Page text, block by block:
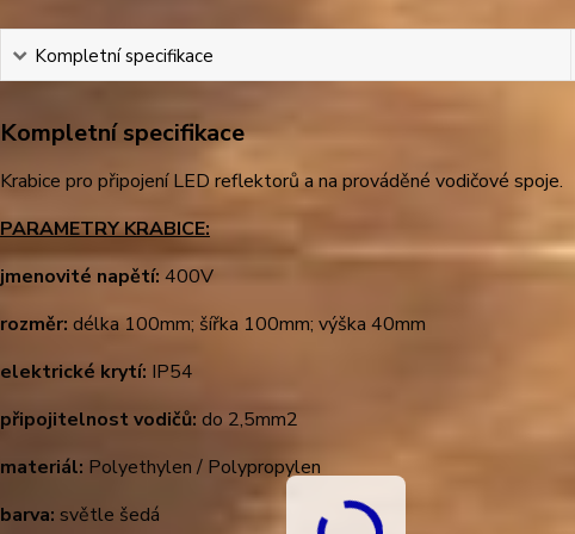
Kompletní specifikace
Kompletní specifikace
Krabice pro připojení LED reflektorů a na prováděné vodičové spoje.
PARAMETRY KRABICE:
jmenovité napětí: 400V
rozměr: délka 100mm; šířka 100mm; výška 40mm
elektrické krytí: IP54
připojitelnost vodičů: do 2,5mm2
materiál: Polyethylen / Polypropylen
barva: světle šedá